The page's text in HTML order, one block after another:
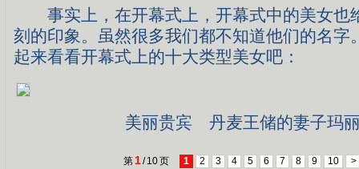
事实上，在开幕式上，开幕式中的美女也
刻的印象。虽然很多我们都不知道他们的名字
起来看看开幕式上的十大类型美女吧：
美丽贵宾 丹麦王储的妻子玛
第 1/ 10页 1 2 3 4 5 6 7 8 9 10 >